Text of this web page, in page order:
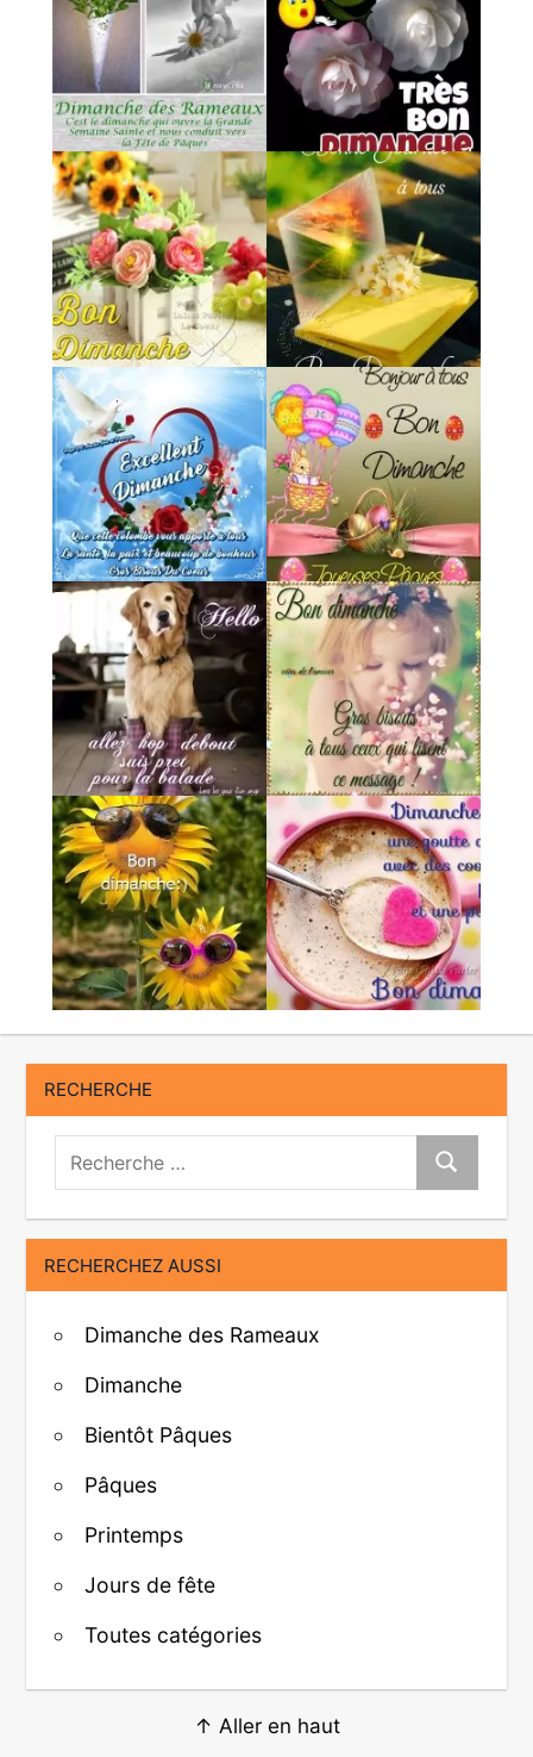
RECHERCHE
Recherche:
Recherche
RECHERCHEZ AUSSI
Dimanche des Rameaux
Dimanche
Bientôt Pâques
Pâques
Printemps
Jours de fête
Toutes catégories
↑ Aller en haut